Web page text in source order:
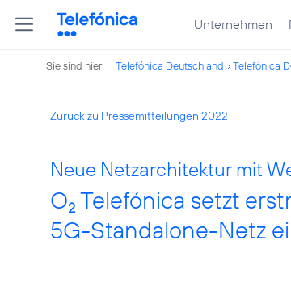
Unternehmen
Sie sind hier: Telefónica Deutschland Telefónica
Zurück zu Pressemitteilungen 2022
Neue Netzarchitektur mit
O2 Telefónica setzt
5G-Standalone-Netz